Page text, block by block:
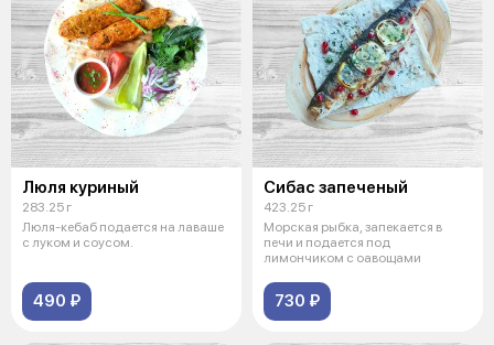
Люля куриный
283.25 г
Люля-кебаб подается на лаваше
с луком и соусом.
490 ₽
Сибас запеченый
423.25 г
Морская рыбка, запекается в
печи и подается под
лимончиком с оавощами
730 ₽